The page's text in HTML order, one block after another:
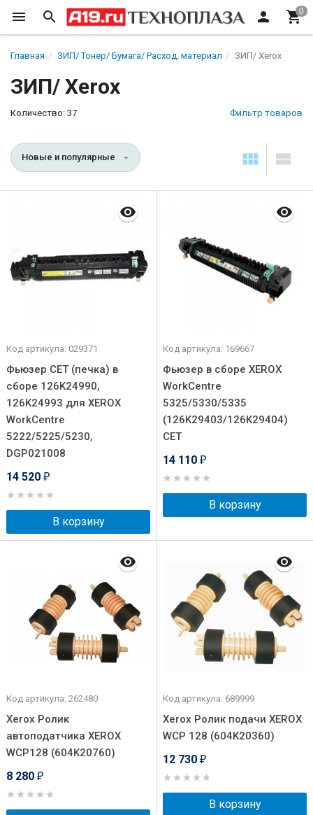
Главная ЗИП/ Тонер/ Бумага/ Расход. материал ЗИП/ Xerox
ЗИП/ Xerox
Количество: 37 Фильтр товаров
Новые и популярные
Код артикула: 029371
Фьюзер CET (печка) в
сборе 126K24990,
126K24993 для XEROX
WorkCentre
5222/5225/5230,
DGP021008
14 520 ₽
В корзину
Код артикула: 169667
Фьюзер в сборе XEROX
WorkCentre
5325/5330/5335
(126K29403/126K29404)
CET
14 110 ₽
В корзину
Код артикула: 262480
Xerox Ролик
автоподатчика XEROX
WCP128 (604K20760)
8 280 ₽
Код артикула: 689999
Xerox Ролик подачи XEROX
WCP 128 (604K20360)
12 730 ₽
В корзину